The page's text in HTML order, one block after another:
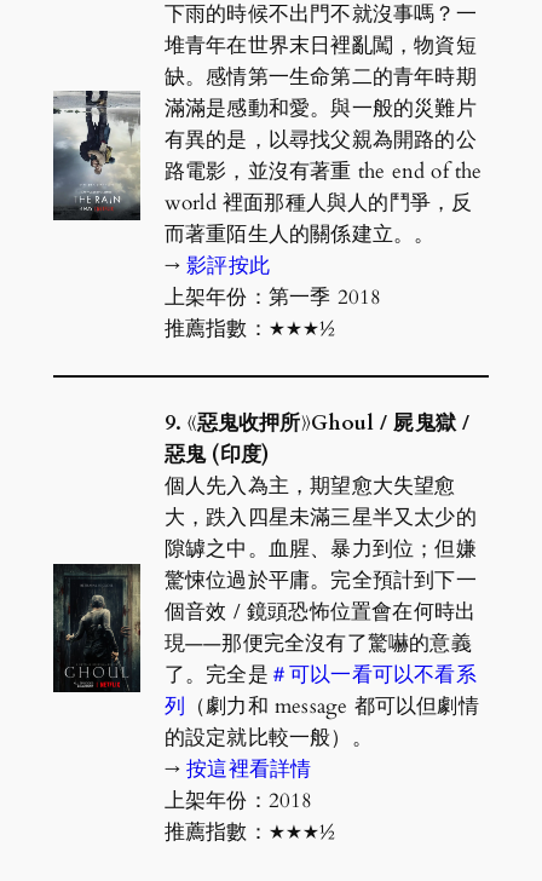
下雨的時候不出門不就沒事嗎？一
堆青年在世界末日裡亂闖，物資短
缺。感情第一生命第二的青年時期
滿滿是感動和愛。與一般的災難片
有異的是，以尋找父親為開路的公
路電影，並沒有著重 the end of the
world 裡面那種人與人的鬥爭，反
而著重陌生人的關係建立。。
→影評按此
上架年份：第一季 2018
推薦指數：★★★½
9. 《惡鬼收押所》Ghoul / 屍鬼獄 /
惡鬼 (印度)
個人先入為主，期望愈大失望愈
大，跌入四星未滿三星半又太少的
隙罅之中。血腥、暴力到位；但嫌
驚悚位過於平庸。完全預計到下一
個音效 / 鏡頭恐怖位置會在何時出
現——那便完全沒有了驚嚇的意義
了。完全是 ＃可以一看可以不看系
列 （劇力和 message 都可以但劇情
的設定就比較一般）。
→按這裡看詳情
上架年份：2018
推薦指數：★★★½